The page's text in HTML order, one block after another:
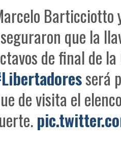
Barticciotto
que la
de final de la
será
de visita el